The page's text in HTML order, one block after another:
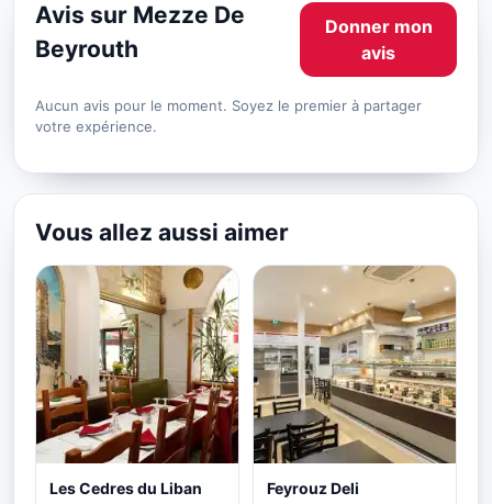
Avis sur Mezze De
Beyrouth
Donner mon
avis
Aucun avis pour le moment. Soyez le premier à partager
votre expérience.
Vous allez aussi aimer
Les Cedres du Liban Feyrouz Deli